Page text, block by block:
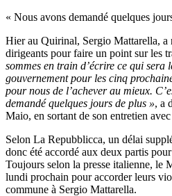
« Nous avons demandé quelques
Hier au Quirinal, Sergio Mattarella, a
dirigeants pour faire un point sur les
sommes en train d’écrire ce qui sera
gouvernement pour les cinq
pour nous de l’achever au mieux.
demandé quelques jours de plus », a
Maio, en sortant de son entretien
Selon La Repubblicca, un délai
donc été accordé aux deux partis
Toujours selon la presse italienne, le
lundi prochain pour accorder leurs
commune à Sergio Mattarella.